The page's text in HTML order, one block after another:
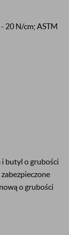
20 N/cm; ASTM
butyl o grubości
o grubości